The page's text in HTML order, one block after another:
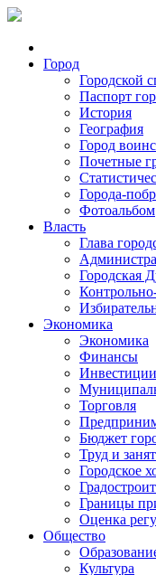
Город
Городской
Паспорт
История
География
Город
Почетные
Города-
Фотоальбом
Власть
Глава
Городская
Экономика
Экономика
Финансы
Инвестиции
Торговля
Бюджет
Труд и
Городское
Границы
Оценка
Общество
Культура